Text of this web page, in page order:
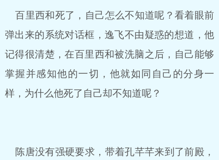
百里西和死了，自己怎么不知道呢？看着眼前
弹出来的系统对话框，逸飞不由疑惑的想道，他
记得很清楚，在百里西和被洗脑之后，自己能够
掌握并感知他的一切，他就如同自己的分身一
样，为什么他死了自己却不知道呢？
陈唐没有强硬要求，带着孔芊芊来到了前殿，